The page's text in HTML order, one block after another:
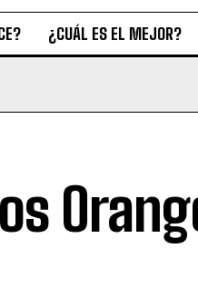
¿CUÁL ES EL MEJOR?